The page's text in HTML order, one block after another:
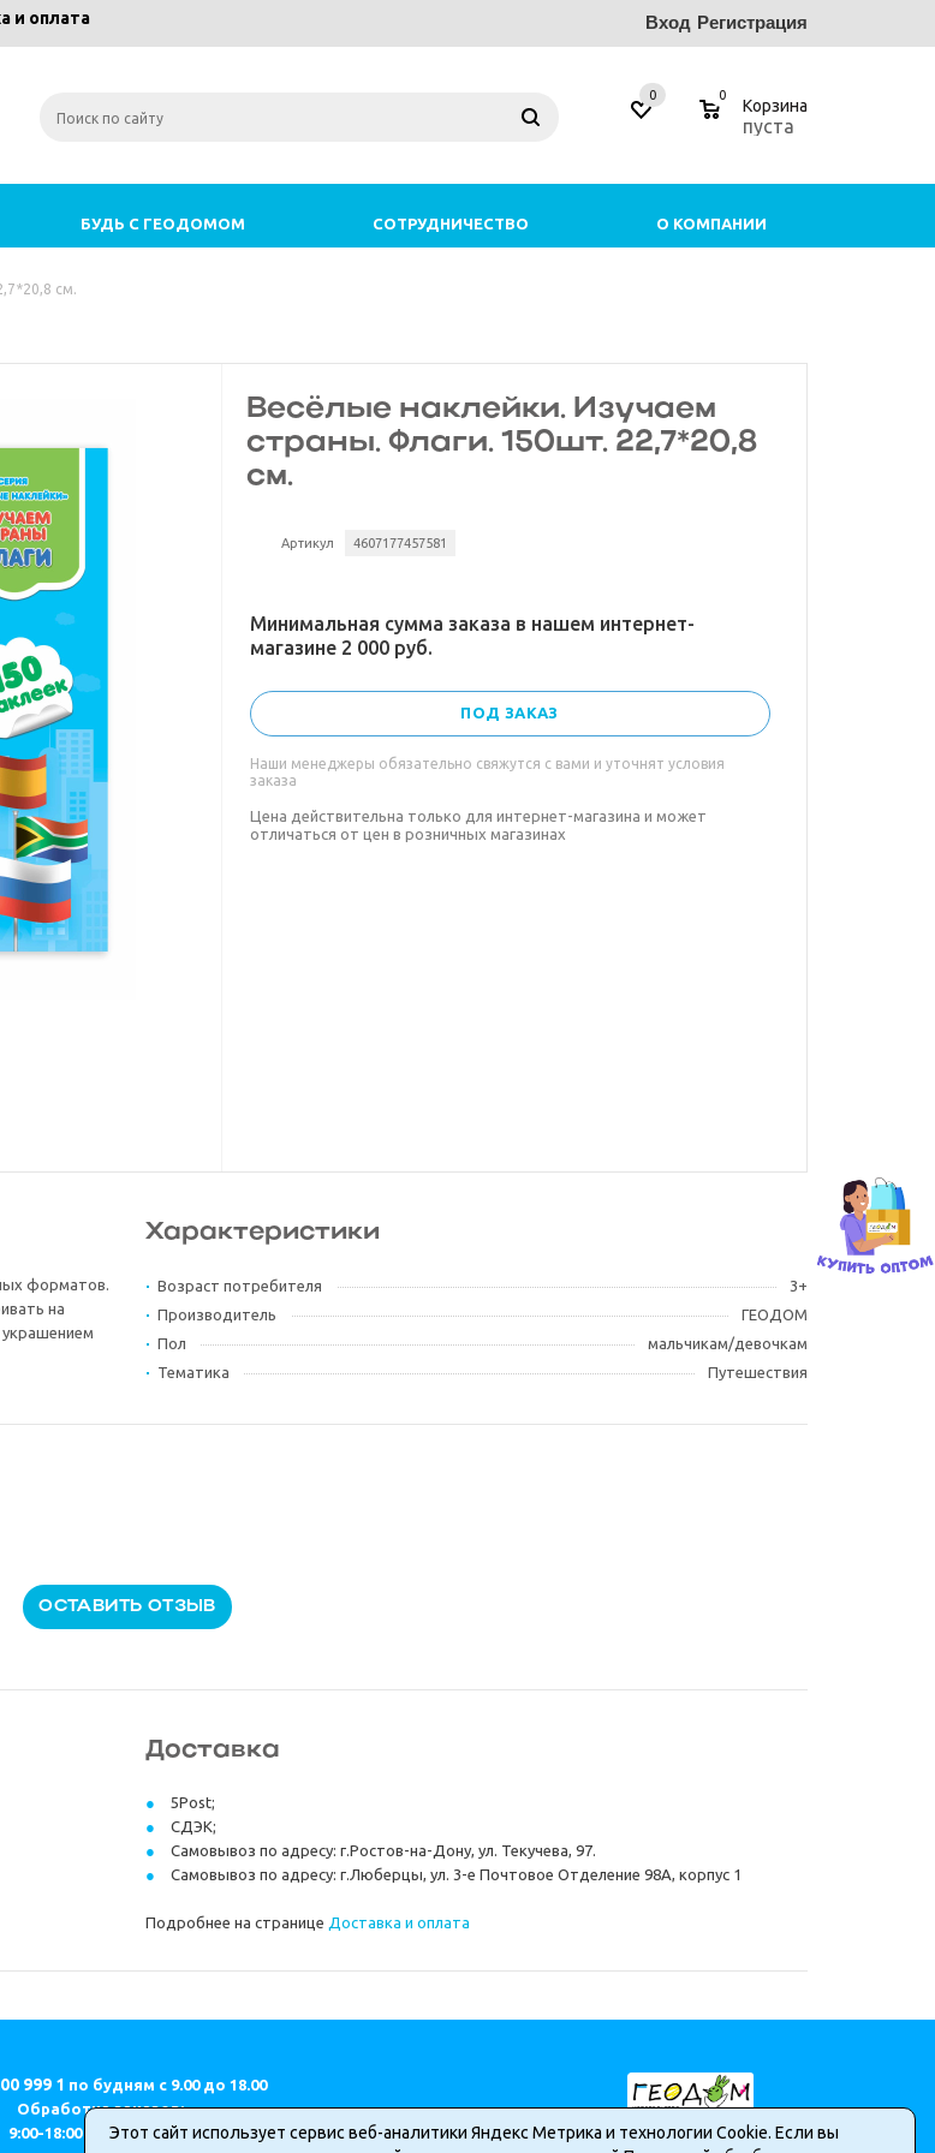
и оплата Вход Регистрация
0 0
Корзина
пуста
БУДЬ С ГЕОДОМОМ СОТРУДНИЧЕСТВО О КОМПАНИИ
см.
Весёлые наклейки. Изучаем
страны. Флаги. 150шт. 22,7*20,8
см.
Артикул 4607177457581
Минимальная сумма заказа в нашем интернет-
магазине 2 000 руб.
ПОД ЗАКАЗ
Наши менеджеры обязательно свяжутся с вами и уточнят условия
заказа
Цена действительна только для интернет-магазина и может
отличаться от цен в розничных магазинах
форматов.
на
Характеристики
Возраст потребителя
3+
Производитель
ГЕОДОМ
Пол
мальчикам/девочкам
Тематика
Путешествия
ОСТАВИТЬ ОТЗЫВ
Доставка
5Post;
СДЭК;
Самовывоз по адресу: г.Ростов-на-Дону, ул. Текучева, 97.
Самовывоз по адресу: г.Люберцы, ул. 3-е Почтовое Отделение 98А, корпус 1
Подробнее на странице Доставка и оплата
999 1 по будням с 9.00 до 18.00
Обработка заказов:
9:00-18:00 (МСК) ПН-ПТ.Этот сайт использует сервис веб-аналитики Яндекс Метрика и технологии Cookie. Если вы